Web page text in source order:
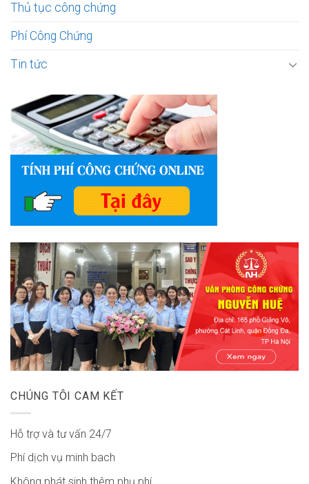
Thủ tục công chứng
Phí Công Chứng
Tin tức
CHÚNG TÔI CAM KẾT
Hỗ trợ và tư vấn 24/7
Phí dịch vụ minh bach
Không phát sinh thêm phụ phí